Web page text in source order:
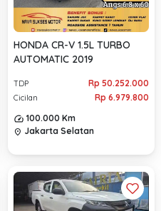
HONDA CR-V 1.5L TURBO
AUTOMATIC 2019
TDP Rp 50.252.000
Cicilan
Rp 6.979.800
100.000 Km
location_on Jakarta Selatan